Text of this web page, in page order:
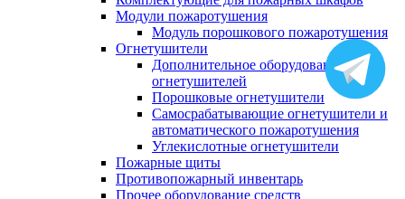
Модули пожаротушения
Модуль порошкового пожаротушения
Огнетушители
Дополнительное оборудование для
огнетушителей
Порошковые огнетушители
Самосрабатывающие огнетушители и
автоматического пожаротушения
Углекислотные огнетушители
Пожарные щиты
Противопожарный инвентарь
Прочее оборудование средств